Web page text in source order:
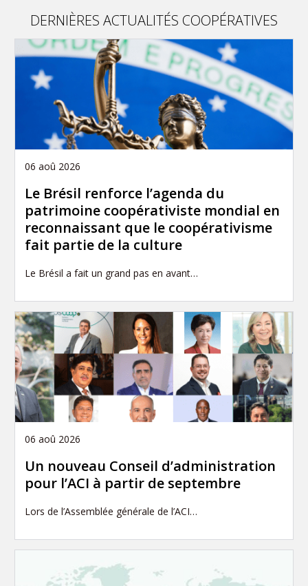
DERNIÈRES ACTUALITÉS COOPÉRATIVES
06 aoû 2026
Le Brésil renforce l’agenda du
patrimoine coopérativiste mondial en
reconnaissant que le coopérativisme
fait partie de la culture
Le Brésil a fait un grand pas en avant…
06 aoû 2026
Un nouveau Conseil d’administration
pour l’ACI à partir de septembre
Lors de l’Assemblée générale de l’ACI…